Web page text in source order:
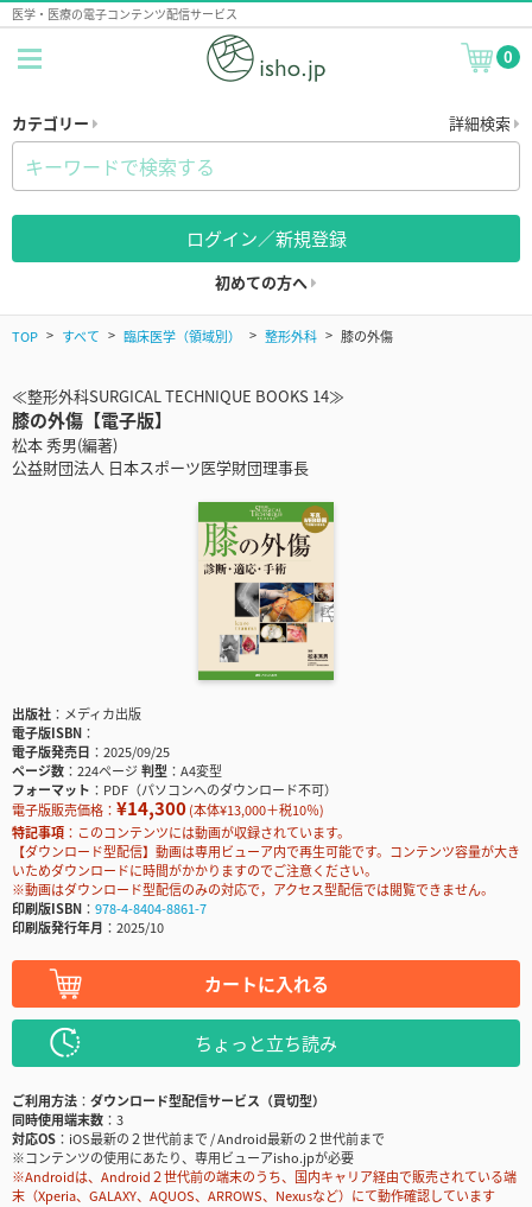
医学・医療の電子コンテンツ配信サービス
0
カテゴリー 詳細検索
ログイン／新規登録
初めての方へ
TOP すべて 臨床医学（領域別） 整形外科 膝の外傷
≪整形外科SURGICAL TECHNIQUE BOOKS 14≫
膝の外傷【電子版】
松本 秀男(編著)
公益財団法人 日本スポーツ医学財団理事長
出版社
メディカ出版
電子版ISBN
電子版発売日
2025/09/25
ページ数
224ページ判型
A4変型
フォーマット
PDF（パソコンへのダウンロード不可）
電子版販売価格： ¥14,300(本体¥13,000＋税10％)
特記事項
このコンテンツには動画が収録されています。
【ダウンロード型配信】動画は専用ビューア内で再生可能です。コンテンツ容量が大き
いためダウンロードに時間がかかりますのでご注意ください。
※動画はダウンロード型配信のみの対応で，アクセス型配信では閲覧できません。
印刷版ISBN
978-4-8404-8861-7
印刷版発行年月
2025/10
カートに入れる
ちょっと立ち読み
ご利用方法
ダウンロード型配信サービス（買切型）
同時使用端末数
3
対応OS
iOS最新の２世代前まで / Android最新の２世代前まで
※コンテンツの使用にあたり、専用ビューアisho.jpが必要
※Androidは、Android２世代前の端末のうち、国内キャリア経由で販売されている端
末（Xperia、GALAXY、AQUOS、ARROWS、Nexusなど）にて動作確認しています